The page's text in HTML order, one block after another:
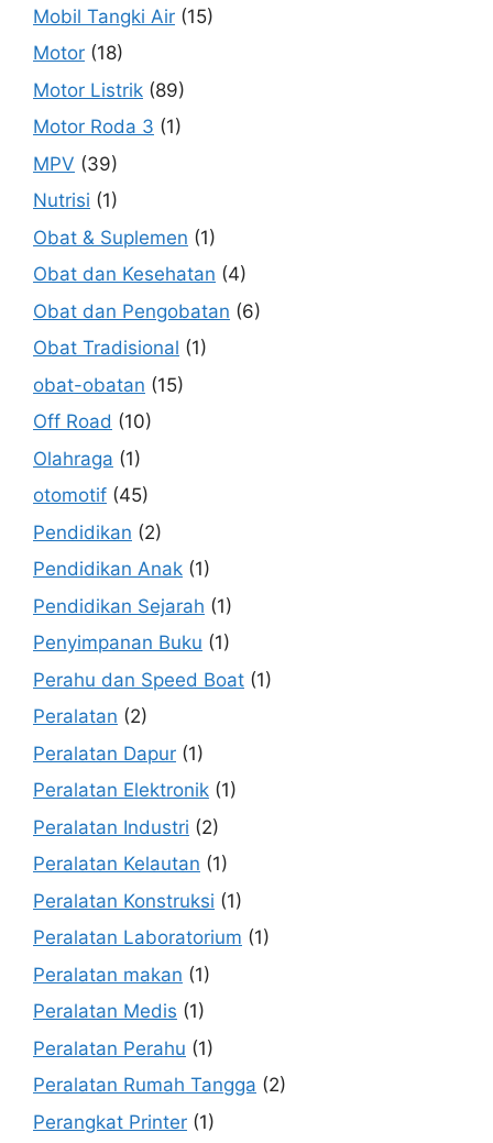
Mobil Tangki Air (15)
Motor (18)
Motor Listrik (89)
Motor Roda 3 (1)
MPV (39)
Nutrisi (1)
Obat & Suplemen (1)
Obat dan Kesehatan (4)
Obat dan Pengobatan (6)
Obat Tradisional (1)
obat-obatan (15)
Off Road (10)
Olahraga (1)
otomotif (45)
Pendidikan (2)
Pendidikan Anak (1)
Pendidikan Sejarah (1)
Penyimpanan Buku (1)
Perahu dan Speed Boat (1)
Peralatan (2)
Peralatan Dapur (1)
Peralatan Elektronik (1)
Peralatan Industri (2)
Peralatan Kelautan (1)
Peralatan Konstruksi (1)
Peralatan Laboratorium (1)
Peralatan makan (1)
Peralatan Medis (1)
Peralatan Perahu (1)
Peralatan Rumah Tangga (2)
Perangkat Printer (1)